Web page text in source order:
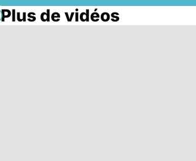
Plus de vidéos